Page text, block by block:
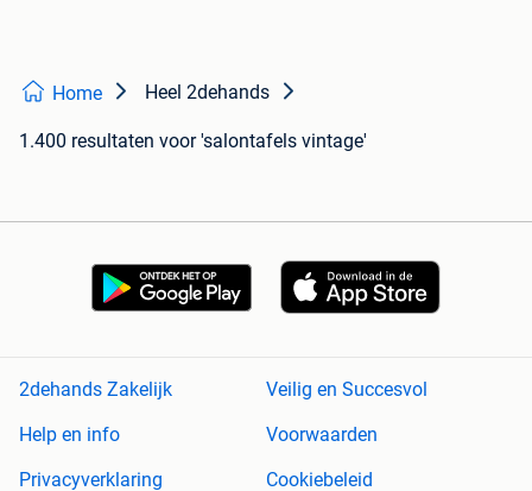
Home Heel 2dehands
1.400 resultaten voor 'salontafels vintage'
2dehands Zakelijk
Veilig en Succesvol
Help en info
Voorwaarden
Privacyverklaring
Cookiebeleid